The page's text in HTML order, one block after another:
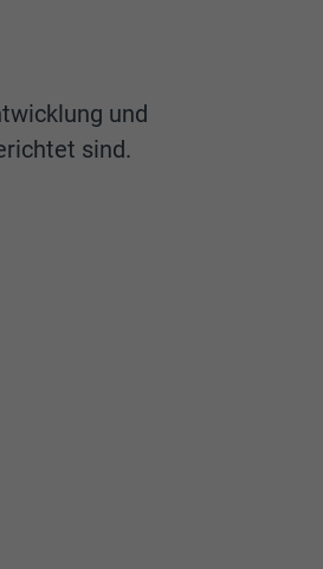
und
sind.